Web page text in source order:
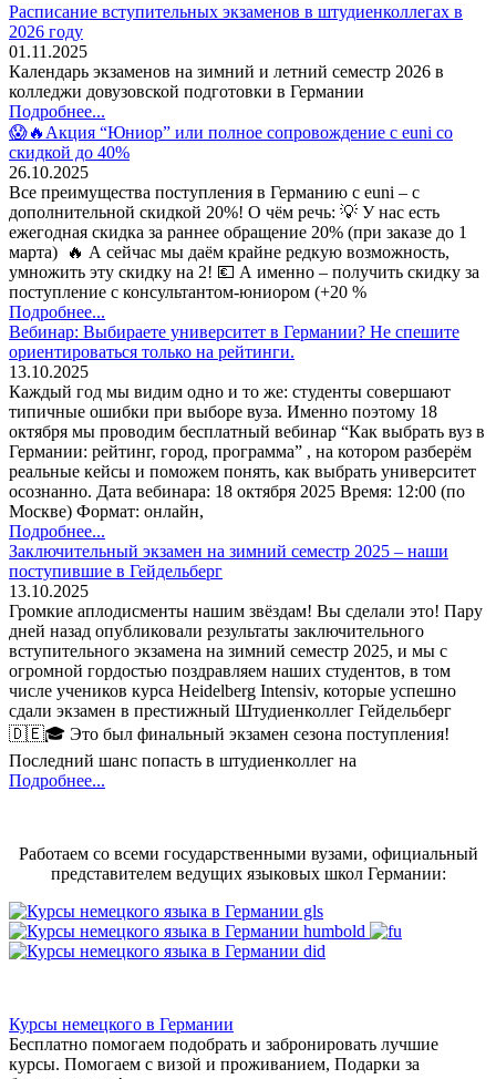
Расписание вступительных экзаменов в штудиенколлегах в
2026 году
01.11.2025
Календарь экзаменов на зимний и летний семестр 2026 в
колледжи довузовской подготовки в Германии
Подробнее...
😱🔥Акция “Юниор” или полное сопровождение с euni со
скидкой до 40%
26.10.2025
Все преимущества поступления в Германию с euni – с
дополнительной скидкой 20%! О чём речь: 💡 У нас есть
ежегодная скидка за раннее обращение 20% (при заказе до 1
марта) 🔥 А сейчас мы даём крайне редкую возможность,
умножить эту скидку на 2! 💶 А именно – получить скидку за
поступление с консультантом-юниором (+20 %
Подробнее...
Вебинар: Выбираете университет в Германии? Не спешите
ориентироваться только на рейтинги.
13.10.2025
Каждый год мы видим одно и то же: студенты совершают
типичные ошибки при выборе вуза. Именно поэтому 18
октября мы проводим бесплатный вебинар “Как выбрать вуз в
Германии: рейтинг, город, программа” , на котором разберём
реальные кейсы и поможем понять, как выбрать университет
осознанно. Дата вебинара: 18 октября 2025 Время: 12:00 (по
Москве) Формат: онлайн,
Подробнее...
Заключительный экзамен на зимний семестр 2025 – наши
поступившие в Гейдельберг
13.10.2025
Громкие аплодисменты нашим звёздам! Вы сделали это! Пару
дней назад опубликовали результаты заключительного
вступительного экзамена на зимний семестр 2025, и мы с
огромной гордостью поздравляем наших студентов, в том
числе учеников курса Heidelberg Intensiv, которые успешно
сдали экзамен в престижный Штудиенколлег Гейдельберг
🇩🇪🎓 Это был финальный экзамен сезона поступления!
Последний шанс попасть в штудиенколлег на
Подробнее...
Работаем со всеми государственными вузами, официальный
представителем ведущих языковых школ Германии:
Курсы немецкого в Германии
Бесплатно помогаем подобрать и забронировать лучшие
курсы. Помогаем с визой и проживанием, Подарки за